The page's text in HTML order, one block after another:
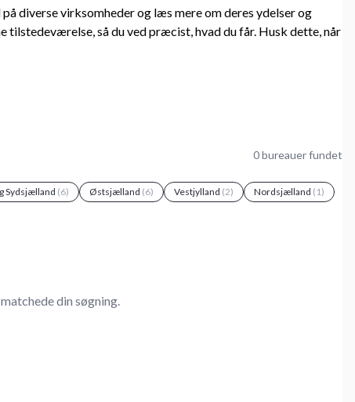
diverse virksomheder og læs mere om deres ydelser og
tilstedeværelse, så du ved præcist, hvad du får. Husk dette, når
0 bureauer fundet
Sydsjælland (6) Østsjælland (6) Vestjylland (2) Nordsjælland (1)
din søgning.